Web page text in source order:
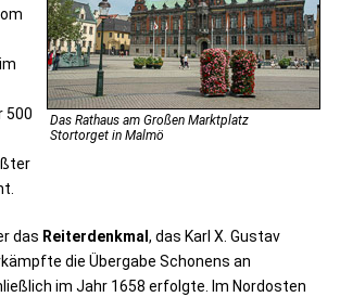
Das Rathaus am Großen Marktplatz
Stortorget in Malmö
500
das Reiterdenkmal , das Karl X. Gustav
die Übergabe Schonens an
im Jahr 1658 erfolgte. Im Nordosten